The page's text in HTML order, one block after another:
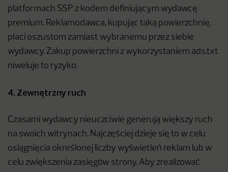
platformach SSP z kodem definiującym wydawcę
premium. Reklamodawca, kupując taką powierzchnię,
płaci oszustom zamiast wybranemu przez siebie
wydawcy. Zakup powierzchni z wykorzystaniem ads.txt
niweluje to ryzyko.
4. Zewnętrzny ruch
Czasami wydawcy nieuczciwie generują większy ruch
na swoich witrynach. Najczęściej dzieje się to w celu
osiągnięcia określonej liczby wyświetleń reklam lub w
celu zwiększenia zasięgów strony. Aby zrealizować